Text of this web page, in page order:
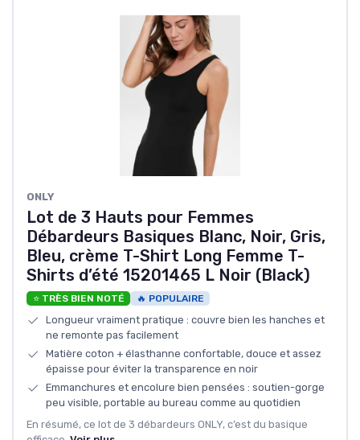
ONLY
Lot de 3 Hauts pour Femmes
Débardeurs Basiques Blanc, Noir, Gris,
Bleu, crème T-Shirt Long Femme T-
Shirts d’été 15201465 L Noir (Black)
⭐ TRÈS BIEN NOTÉ 🔥 POPULAIRE
Longueur vraiment pratique : couvre bien les hanches et
ne remonte pas facilement
Matière coton + élasthanne confortable, douce et assez
épaisse pour éviter la transparence en noir
Emmanchures et encolure bien pensées : soutien-gorge
peu visible, portable au bureau comme au quotidien
En résumé, ce lot de 3 débardeurs ONLY, c’est du basique